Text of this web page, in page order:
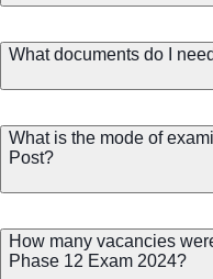
What documents do I
What is the mode of
Post?
How many vacancies
Phase 12 Exam 2024?